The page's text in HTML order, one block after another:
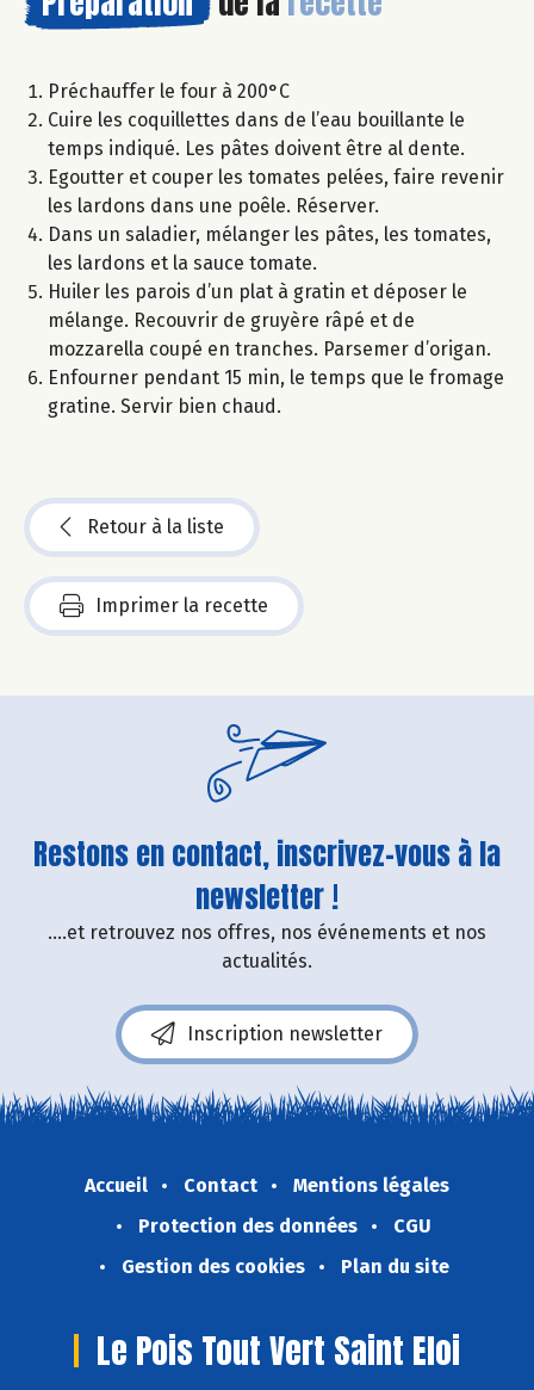
Préchauffer le four à 200°C
Cuire les coquillettes dans de l’eau bouillante le
temps indiqué. Les pâtes doivent être al dente.
Egoutter et couper les tomates pelées, faire revenir
les lardons dans une poêle. Réserver.
Dans un saladier, mélanger les pâtes, les tomates,
les lardons et la sauce tomate.
Huiler les parois d’un plat à gratin et déposer le
mélange. Recouvrir de gruyère râpé et de
mozzarella coupé en tranches. Parsemer d’origan.
Enfourner pendant 15 min, le temps que le fromage
gratine. Servir bien chaud.
Retour à la liste
Imprimer la recette
Restons en contact, inscrivez-vous à la
newsletter !
....et retrouvez nos offres, nos événements et nos
actualités.
Inscription newsletter
Accueil Contact
Mentions légales
Protection des données
CGU
Gestion des cookies
Plan du site
Le Pois Tout Vert Saint Eloi